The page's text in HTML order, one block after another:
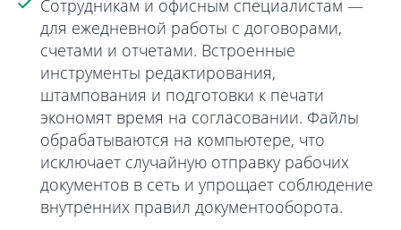
Сотрудникам и офисным специалистам —
для ежедневной работы с договорами,
счетами и отчетами. Встроенные
инструменты редактирования,
штампования и подготовки к печати
экономят время на согласовании. Файлы
обрабатываются на компьютере, что
исключает случайную отправку рабочих
документов в сеть и упрощает соблюдение
внутренних правил документооборота.